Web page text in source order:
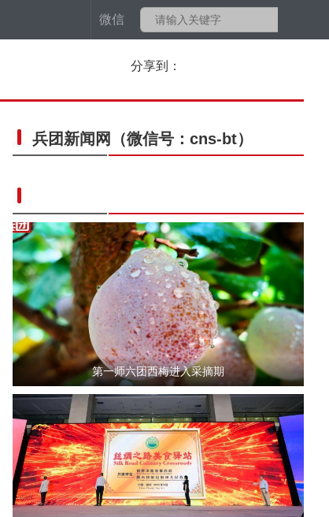
微信
分享到：
兵团新闻网 （微信号：cns-bt）
第一师六团西梅进入采摘期